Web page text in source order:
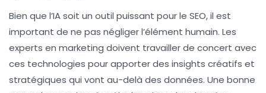
Bien que l’IA soit un outil puissant pour le SEO, il est
important de ne pas négliger l’élément humain. Les
experts en marketing doivent travailler de concert avec
ces technologies pour apporter des insights créatifs et
stratégiques qui vont au-delà des données. Une bonne